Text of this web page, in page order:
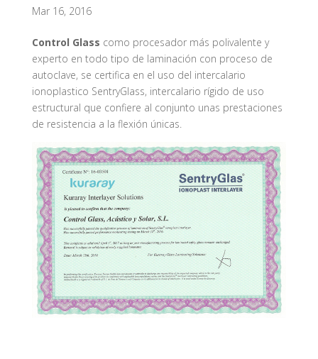
Mar 16, 2016
Control Glass como procesador más polivalente y
experto en todo tipo de laminación con proceso de
autoclave, se certifica en el uso del intercalario
ionoplastico SentryGlass, intercalario rígido de uso
estructural que confiere al conjunto unas prestaciones
de resistencia a la flexión únicas.